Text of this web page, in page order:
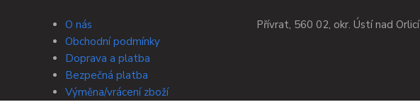
O nás
Obchodní podmínky
Doprava a platba
Bezpečná platba
Výměna/vrácení zboží
Přívrat, 560 02, okr. Ústí nad Orlicí